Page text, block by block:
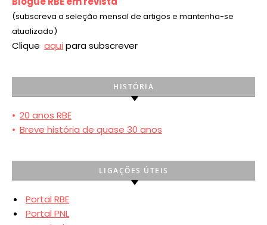
(subscreva a seleção mensal de artigos e mantenha-se
atualizado)
Clique aqui para subscrever
HISTÓRIA
• 20 anos RBE
• Breve história de quase 30 anos
LIGAÇÕES ÚTEIS
Portal RBE
Portal PNL